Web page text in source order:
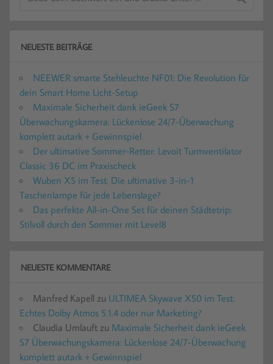
NEUESTE BEITRÄGE
NEEWER smarte Stehleuchte NF01: Die Revolution für
dein Smart Home Licht-Setup
Maximale Sicherheit dank ieGeek S7
Überwachungskamera: Lückenlose 24/7-Überwachung
komplett autark + Gewinnspiel
Der ultimative Sommer-Retter: Levoit Turmventilator
Classic 36 DC im Praxischeck
Wuben X5 im Test: Die ultimative 3-in-1
Taschenlampe für jede Lebenslage?
Das perfekte All-in-One Set für deinen Städtetrip:
Stilvoll durch den Sommer mit Level8
NEUESTE KOMMENTARE
Manfred Kapell zu ULTIMEA Skywave X50 im Test:
Echtes Dolby Atmos 5.1.4 oder nur Marketing?
Claudia Umlauft zu Maximale Sicherheit dank ieGeek
S7 Überwachungskamera: Lückenlose 24/7-Überwachung
komplett autark + Gewinnspiel